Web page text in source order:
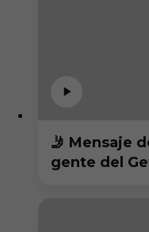
🤳 Mensaje
gente del